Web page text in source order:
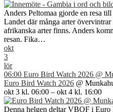
Anders Peltomaa gjorde en resa
Landet där många arter övervintrar
afrikanska arter finns. Anders
resan. Fika…
okt
3
lör
06:00 Euro Bird Watch 2026 @
Euro Bird Watch 2026 @
okt 3 kl. 06:00 – okt 4 kl. 16:00
Denna helgen deltar VBOF i Euro